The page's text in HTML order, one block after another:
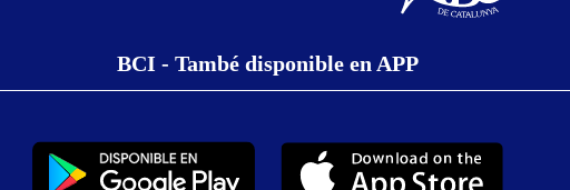
BCI - També disponible en APP